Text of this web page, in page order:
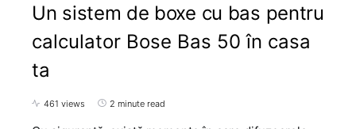
Un sistem de boxe cu bas pentru
calculator Bose Bas 50 în casa
ta
461 views 2 minute read